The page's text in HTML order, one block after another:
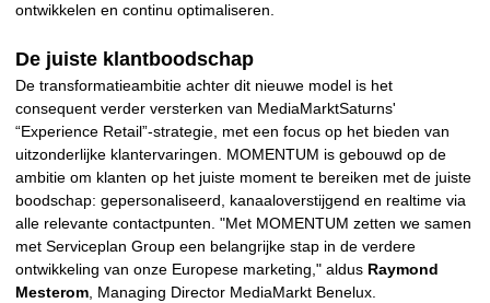
ontwikkelen en continu optimaliseren.
De juiste klantboodschap
De transformatieambitie achter dit nieuwe model is het
consequent verder versterken van MediaMarktSaturns'
“Experience Retail”-strategie, met een focus op het bieden van
uitzonderlijke klantervaringen. MOMENTUM is gebouwd op de
ambitie om klanten op het juiste moment te bereiken met de juiste
boodschap: gepersonaliseerd, kanaaloverstijgend en realtime via
alle relevante contactpunten. "Met MOMENTUM zetten we samen
met Serviceplan Group een belangrijke stap in de verdere
ontwikkeling van onze Europese marketing," aldus Raymond
Mesterom, Managing Director MediaMarkt Benelux.